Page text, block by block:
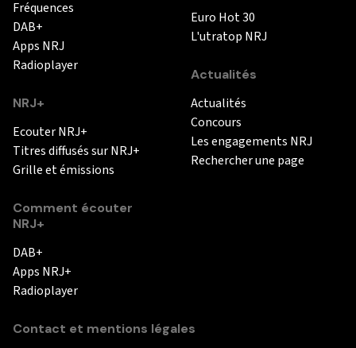
Fréquences
DAB+
Apps NRJ
Radioplayer
NRJ+
Ecouter NRJ+
Titres diffusés sur NRJ+
Grille et émissions
Comment écouter
NRJ+
DAB+
Apps NRJ+
Radioplayer
Euro Hot 30
L'utratop NRJ
Actualités
Actualités
Concours
Les engagements NRJ
Rechercher une page
Contact et mentions légales